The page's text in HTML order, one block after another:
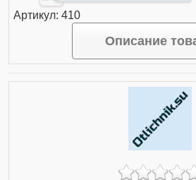
Артикул: 410
Описание